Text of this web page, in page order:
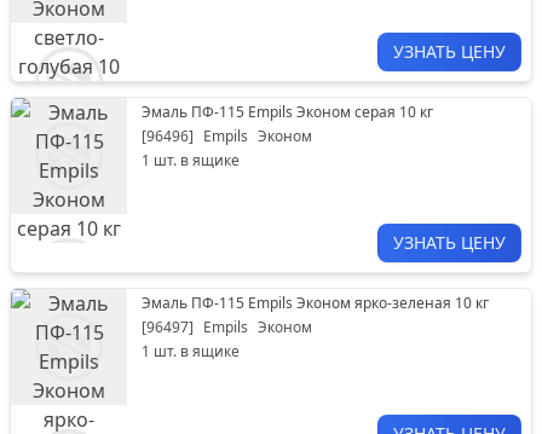
УЗНАТЬ ЦЕНУ
Эмаль ПФ-115 Empils Эконом серая 10 кг
[96496] Empils Эконом
1 шт. в ящике
УЗНАТЬ ЦЕНУ
Эмаль ПФ-115 Empils Эконом ярко-зеленая 10 кг
[96497] Empils Эконом
1 шт. в ящике